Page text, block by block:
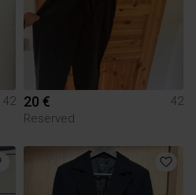
42 20 €
42
Reserved